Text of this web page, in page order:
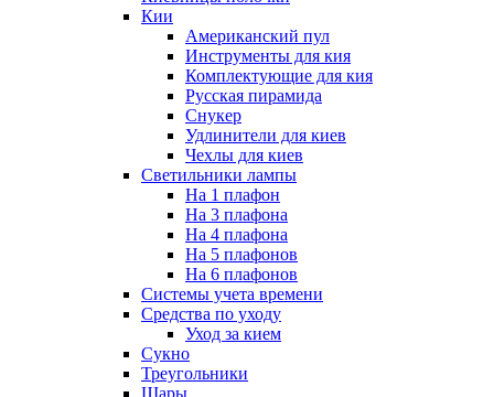
Кии
Американский пул
Инструменты для кия
Комплектующие для кия
Русская пирамида
Снукер
Удлинители для киев
Чехлы для киев
Светильники лампы
На 1 плафон
На 3 плафона
На 4 плафона
На 5 плафонов
На 6 плафонов
Системы учета времени
Средства по уходу
Уход за кием
Сукно
Треугольники
Шары